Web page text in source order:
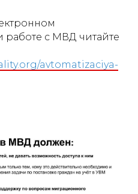
работе с МВД читайте
avtomatizaciya-